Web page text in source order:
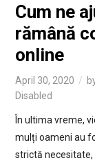
Cum ne
rămână
online
April 30, 2020
Disabled
În ultima vreme,
mulți oameni au
strictă